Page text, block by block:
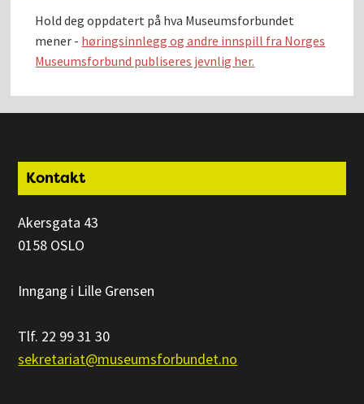
Hold deg oppdatert på hva Museumsforbundet
mener - høringsinnlegg og andre innspill fra Norges
Museumsforbund publiseres jevnlig her.
Footer
Kontakt
Akersgata 43
0158 OSLO
Inngang i Lille Grensen
Tlf. 22 99 31 30
sekretariat@museumsforbundet.no